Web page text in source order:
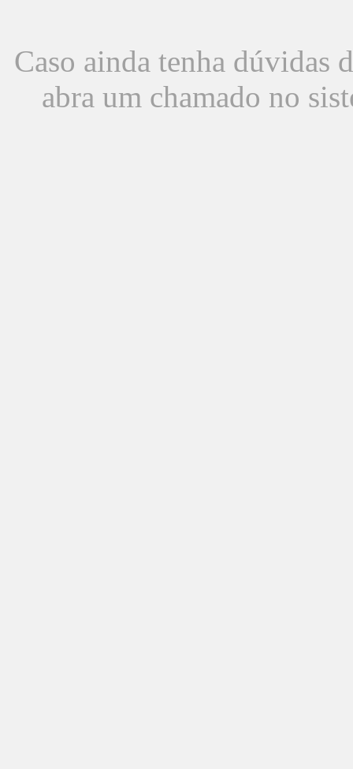
Caso ainda tenha dúvidas
abra um chamado no